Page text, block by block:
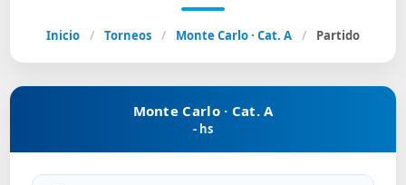
Inicio / Torneos / Monte Carlo · Cat. A / Partido
Monte Carlo · Cat. A
- hs